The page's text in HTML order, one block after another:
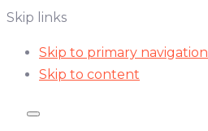
Skip links
Skip to primary navigation
Skip to content